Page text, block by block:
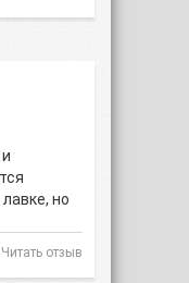
но
Читать отзыв